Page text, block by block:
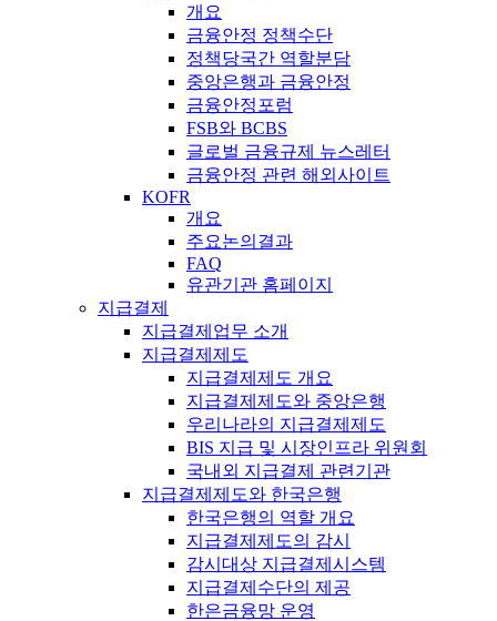
개요
금융안정 정책수단
정책당국간 역할분담
중앙은행과 금융안정
금융안정포럼
FSB와 BCBS
글로벌 금융규제 뉴스레터
금융안정 관련 해외사이트
KOFR
개요
주요논의결과
FAQ
유관기관 홈페이지
지급결제
지급결제업무 소개
지급결제제도
지급결제제도 개요
지급결제제도와 중앙은행
우리나라의 지급결제제도
BIS 지급 및 시장인프라 위원회
국내외 지급결제 관련기관
지급결제제도와 한국은행
한국은행의 역할 개요
지급결제제도의 감시
감시대상 지급결제시스템
지급결제수단의 제공
한은금융망 운영